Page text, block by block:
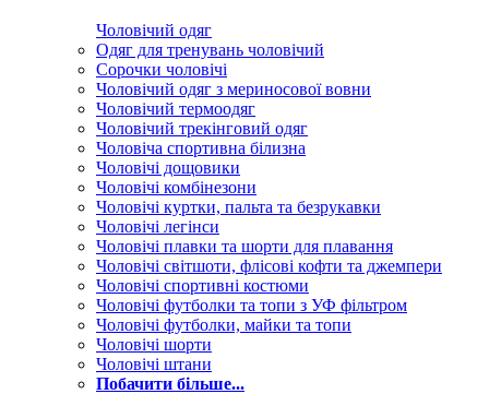
Чоловічий одяг
Одяг для тренувань чоловічий
Сорочки чоловічі
Чоловічий одяг з мериносової вовни
Чоловічий термоодяг
Чоловічий трекінговий одяг
Чоловіча спортивна білизна
Чоловічі дощовики
Чоловічі комбінезони
Чоловічі куртки, пальта та безрукавки
Чоловічі легінси
Чоловічі плавки та шорти для плавання
Чоловічі світшоти, флісові кофти та джемпери
Чоловічі спортивні костюми
Чоловічі футболки та топи з УФ фільтром
Чоловічі футболки, майки та топи
Чоловічі шорти
Чоловічі штани
Побачити більше...